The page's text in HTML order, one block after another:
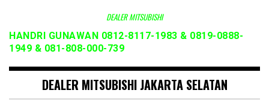
DEALER MITSUBISHI
HANDRI GUNAWAN 0812-8117-1983 & 0819-0888-
1949 & 081-808-000-739
DEALER MITSUBISHI JAKARTA SELATAN